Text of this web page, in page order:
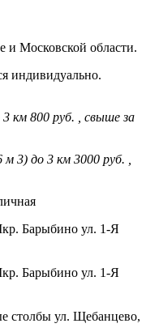
и Московской области.
индивидуально.
3 км 800 руб. , свыше за
3) до 3 км 3000 руб. ,
Барыбино ул. 1-Я
Барыбино ул. 1-Я
столбы ул. Щебанцево,